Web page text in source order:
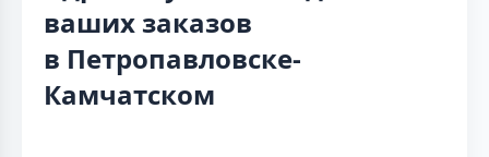
ваших заказов
в Петропавловске-
Камчатском